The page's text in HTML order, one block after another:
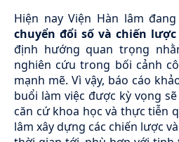
Hiện nay Viện Hàn lâm
chuyển đổi số và chiến
định hướng quan trọng
nghiên cứu trong bối cảnh
mạnh mẽ. Vì vậy, báo cáo
buổi làm việc được kỳ vọng
căn cứ khoa học và thực tiễn
lâm xây dựng các chiến lược